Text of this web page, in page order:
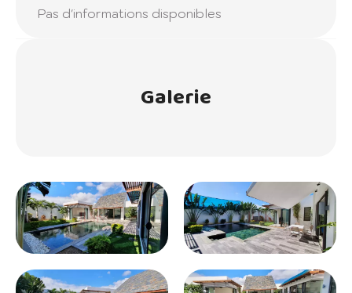
Pas d'informations disponibles
Galerie